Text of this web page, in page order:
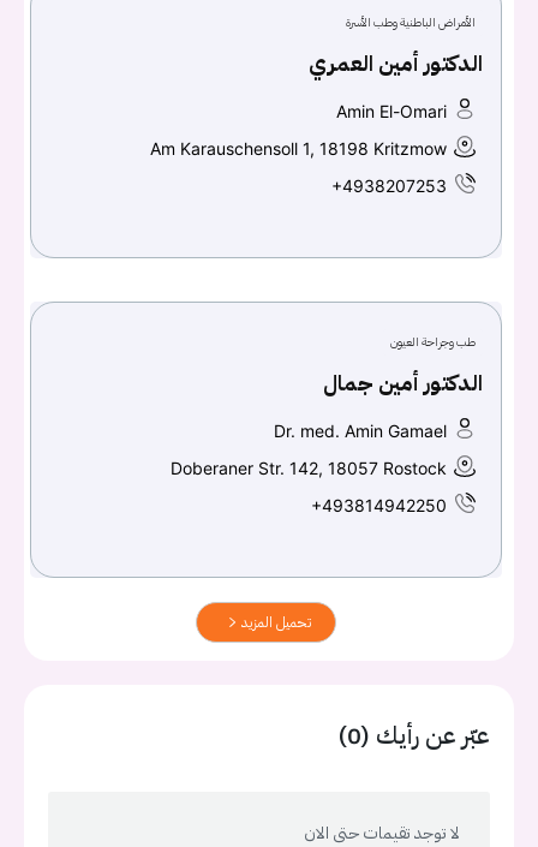
الأمراض الباطنية وطب الأسرة
الدكتور أمين العمري
Amin El-Omari
Am Karauschensoll 1, 18198 Kritzmow
+4938207253
طب وجراحة العيون
الدكتور أمين جمال
Dr. med. Amin Gamael
Doberaner Str. 142, 18057 Rostock
+493814942250
تحميل المزيد
عبّر عن رأيك (0)
لا توجد تقيمات حتى الان